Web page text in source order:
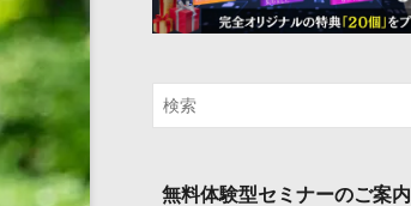
無料体験型セミナーのご案内